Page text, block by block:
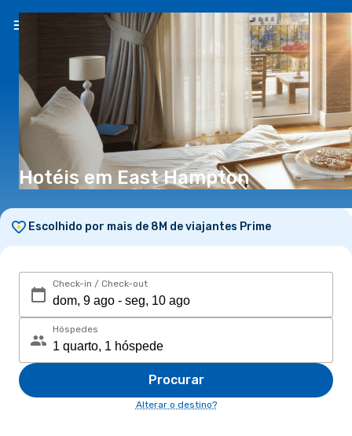
PT(€)
Hotéis em East Hampton
Escolhido por mais de 8M de viajantes Prime
Check-in / Check-out
Hóspedes
Procurar
Alterar o destino?